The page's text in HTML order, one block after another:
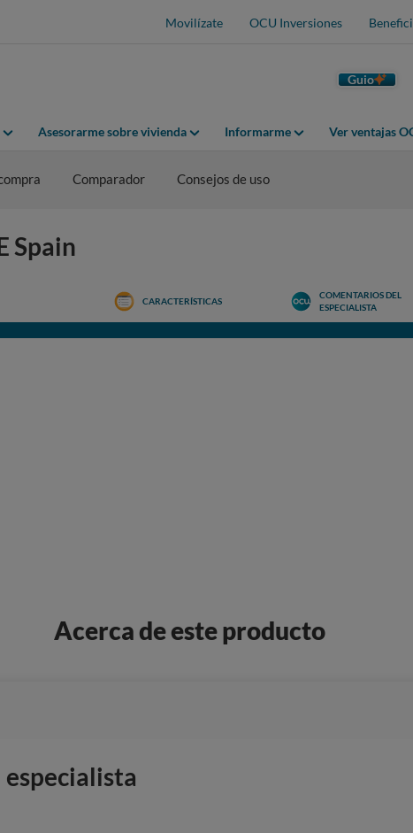
Movilízate OCU Inversiones
Guio
Asesorarme sobre vivienda Informarme Ver ventajas
Comparador Consejos de uso
Spain
CARACTERÍSTICAS
COMENTARIOS DEL
ESPECIALISTA
Acerca de este producto